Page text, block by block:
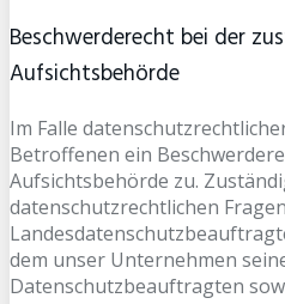
Beschwerderecht bei der
Aufsichtsbehörde
Im Falle
Betroffenen ein
Aufsichtsbehörde zu.
datenschutzrechtlichen
dem unser Unternehmen
Datenschutzbeauftragten